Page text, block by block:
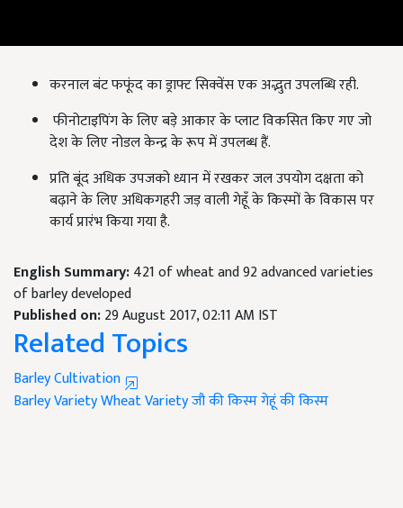
करनाल बंट फफूंद का ड्राफ्ट सिक्वेंस एक अद्भुत उपलब्धि रही.
फीनोटाइपिंग के लिए बड़े आकार के प्लाट विकसित किए गए जो
देश के लिए नोडल केन्द्र के रूप में उपलब्ध हैं.
प्रति बूंद अधिक उपजको ध्यान में रखकर जल उपयोग दक्षता को
बढ़ाने के लिए अधिकगहरी जड़ वाली गेहूँ के किस्मों के विकास पर
कार्य प्रारंभ किया गया है.
English Summary:421 of wheat and 92 advanced varieties
of barley developed
Published on:29 August 2017, 02:11 AM IST
Related Topics
Barley Cultivation
Barley VarietyWheat Varietyजौ की किस्मगेहूं की किस्म